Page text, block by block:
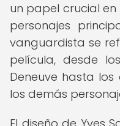
un papel crucial
personajes
vanguardista se
película, desde
Deneuve hasta
los demás